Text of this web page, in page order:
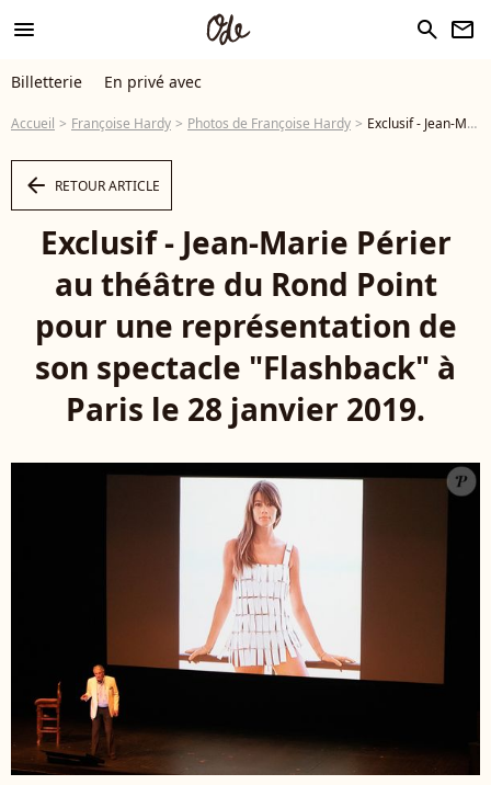
menu search newsletter
Billetterie En privé avec
Accueil Françoise Hardy Photos de Françoise Hardy Exclusif - Jean-Marie Périer au théâtre du Rond Point pour une représentation de son spectacle "Flashback" à Paris le 28 janvier 2019. © Frédéric Maligne / Bestimage - Photo
arrow_left RETOUR ARTICLE
Exclusif - Jean-Marie Périer
au théâtre du Rond Point
pour une représentation de
son spectacle "Flashback" à
Paris le 28 janvier 2019.